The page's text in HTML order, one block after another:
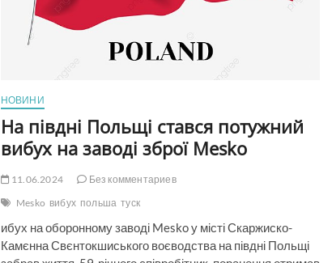
НОВИНИ
На півдні Польщі стався потужний
вибух на заводі зброї Mesko
11.06.2024
Без комментариев
Mesko вибух польша туск
ибух на оборонному заводі Mesko у місті Скаржиско-
Камєнна Свєнтокшиського воєводства на півдні Польщі